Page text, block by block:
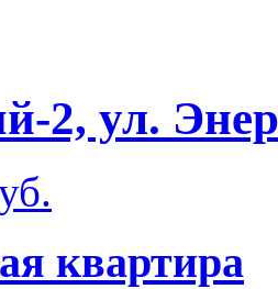
2, ул.
квартира